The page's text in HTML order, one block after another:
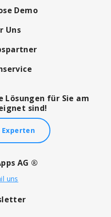
Demo
Uns
Lösungen für Sie am
sind!
AG ®
uns